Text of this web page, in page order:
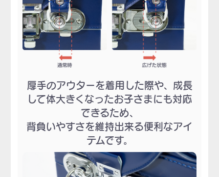
厚手のアウターを着用した際や、成長
して体大きくなったお子さまにも対応
できるため、
背負いやすさを維持出来る便利なアイ
テムです。